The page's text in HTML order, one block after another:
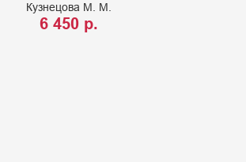
Кузнецова М. М.
6 450 р.